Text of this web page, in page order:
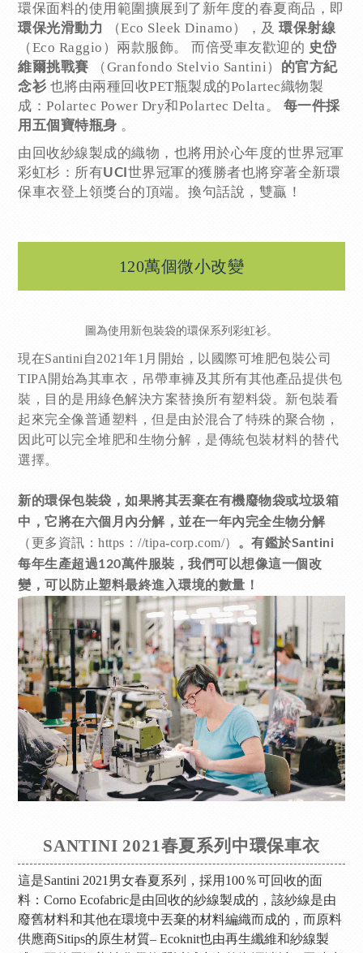
環保面料的使用範圍擴展到了新年度的春夏商品，即
環保光滑動力 （Eco Sleek Dinamo），及 環保射線
（Eco Raggio）兩款服飾。 而倍受車友歡迎的 史岱
維爾挑戰賽
（Granfondo Stelvio Santini）
的官方紀
念衫 也將由兩種回收PET瓶製成的Polartec織物製
成：Polartec Power Dry和Polartec Delta。
每一件採
用五個寶特瓶身 。
由回收紗線製成的織物，也將用於心年度的世界冠軍
彩虹杉：所有UCI 世界冠軍的獲勝者也將穿著全新環
保車衣登上領獎台的頂端。換句話說，雙贏！
120萬個微小改變
圖為使用新包裝袋的環保系列彩虹衫。
現在Santini自2021年1月開始，以國際可堆肥包裝公司
TIPA開始為其車衣，吊帶車褲及其所有其他產品提供包
裝，目的是用綠色解決方案替換所有塑料袋。新包裝看
起來完全像普通塑料，但是由於混合了特殊的聚合物，
因此可以完全堆肥和生物分解，是傳統包裝材料的替代
選擇。
新的環保包裝袋，如果將其丟棄在有機廢物袋或垃圾箱
中，它將在六個月內分解，並在一年內完全生物分解
（更多資訊：https：//tipa-corp.com/）
。有鑑於Santini
每年生產超過120萬件服裝，我們可以想像這一個改
變，可以防止塑料最終進入環境的數量！
SANTINI 2021春夏系列中環保車衣
這是Santini 2021男女春夏系列，採用100％可回收的面
料：Corno Ecofabric是由回收的紗線製成的，該紗線是由
廢舊材料和其他在環境中丟棄的材料編織而成的，而原料
供應商Sitips的原生材質– Ecoknit也由再生纖維和紗線製